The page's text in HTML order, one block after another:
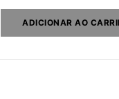
ADICIONAR AO